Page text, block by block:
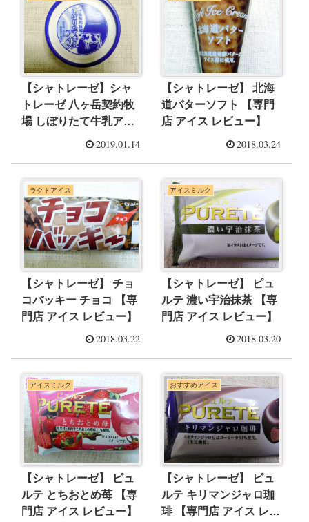
【シャトレーゼ】シャ
トレーゼ 八ヶ岳契約牧
場 しぼりたて牛乳アイ
ス【専門店 コンビニ ス
2019.01.14
【シャトレーゼ】 北海
道バターソフト 【専門
店 アイス レビュー】
2018.03.24
ラクトアイス
【シャトレーゼ】 チョ
コバッキー チョコ 【専
門店 アイス レビュー】
2018.03.22
アイスミルク
【シャトレーゼ】 ピュ
ルテ 濃い宇治抹茶 【専
門店 アイス レビュー】
2018.03.20
アイスミルク
【シャトレーゼ】 ピュ
ルテ とちおとめ苺 【専
門店 アイス レビュー】
おすすめアイス
【シャトレーゼ】 ピュ
ルテ キリマンジャロ珈
琲 【専門店 アイス レビ